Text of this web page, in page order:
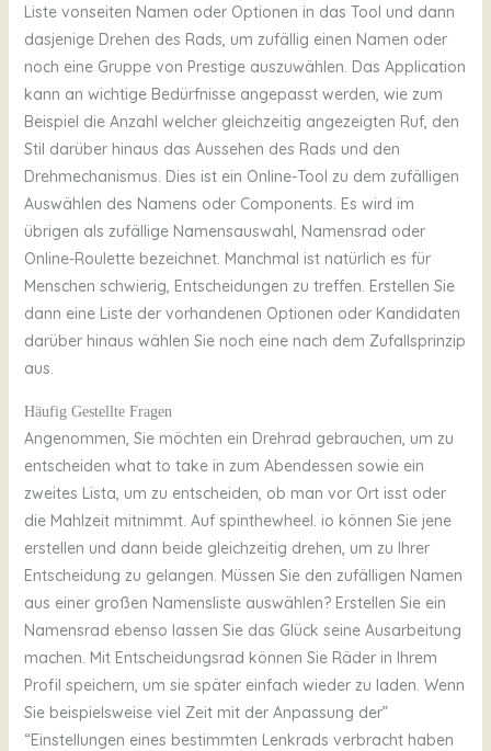
Liste vonseiten Namen oder Optionen in das Tool und dann
dasjenige Drehen des Rads, um zufällig einen Namen oder
noch eine Gruppe von Prestige auszuwählen. Das Application
kann an wichtige Bedürfnisse angepasst werden, wie zum
Beispiel die Anzahl welcher gleichzeitig angezeigten Ruf, den
Stil darüber hinaus das Aussehen des Rads und den
Drehmechanismus. Dies ist ein Online-Tool zu dem zufälligen
Auswählen des Namens oder Components. Es wird im
übrigen als zufällige Namensauswahl, Namensrad oder
Online-Roulette bezeichnet. Manchmal ist natürlich es für
Menschen schwierig, Entscheidungen zu treffen. Erstellen Sie
dann eine Liste der vorhandenen Optionen oder Kandidaten
darüber hinaus wählen Sie noch eine nach dem Zufallsprinzip
aus.
Häufig Gestellte Fragen
Angenommen, Sie möchten ein Drehrad gebrauchen, um zu
entscheiden what to take in zum Abendessen sowie ein
zweites Lista, um zu entscheiden, ob man vor Ort isst oder
die Mahlzeit mitnimmt. Auf spinthewheel. io können Sie jene
erstellen und dann beide gleichzeitig drehen, um zu Ihrer
Entscheidung zu gelangen. Müssen Sie den zufälligen Namen
aus einer großen Namensliste auswählen? Erstellen Sie ein
Namensrad ebenso lassen Sie das Glück seine Ausarbeitung
machen. Mit Entscheidungsrad können Sie Räder in Ihrem
Profil speichern, um sie später einfach wieder zu laden. Wenn
Sie beispielsweise viel Zeit mit der Anpassung der”
“Einstellungen eines bestimmten Lenkrads verbracht haben